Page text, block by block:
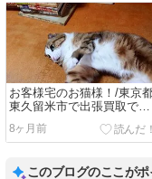
お客様宅のお猫様！/東京
東久留米市で出張買取でし
8ヶ月前
このブログのここがポ